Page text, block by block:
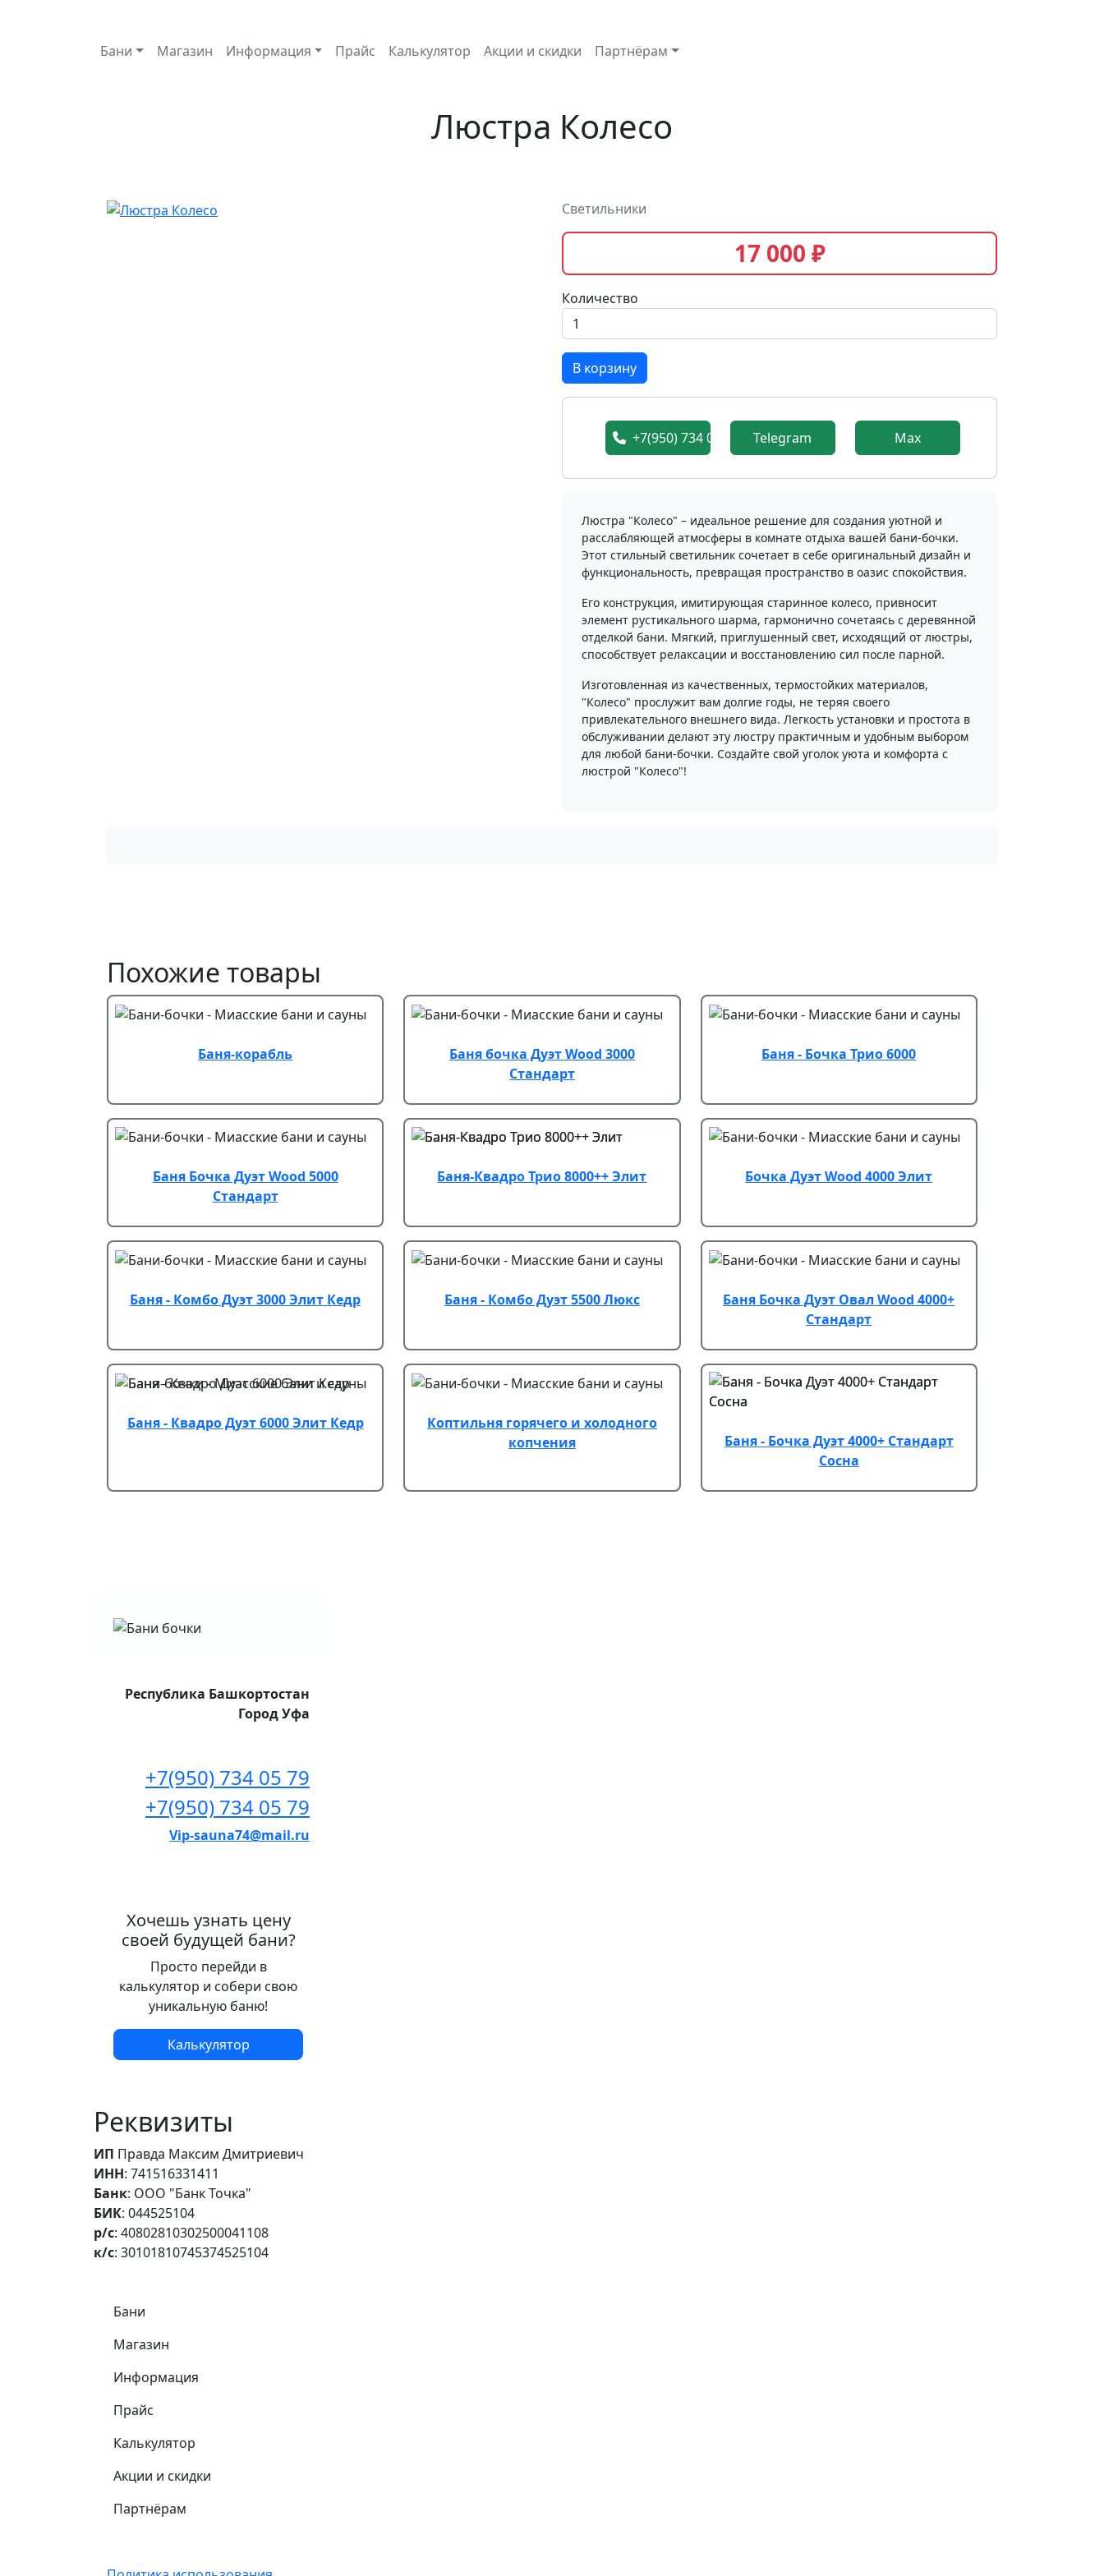
Основная навигация
Бани Магазин Информация Прайс Калькулятор Акции и скидки Партнёрам
Люстра Колесо
Светильники
17 000 ₽
Количество
В корзину
+7(950) 734 05 79 Telegram Max
Люстра "Колесо" – идеальное решение для создания уютной и
расслабляющей атмосферы в комнате отдыха вашей бани-бочки.
Этот стильный светильник сочетает в себе оригинальный дизайн и
функциональность, превращая пространство в оазис спокойствия.
Его конструкция, имитирующая старинное колесо, привносит
элемент рустикального шарма, гармонично сочетаясь с деревянной
отделкой бани. Мягкий, приглушенный свет, исходящий от люстры,
способствует релаксации и восстановлению сил после парной.
Изготовленная из качественных, термостойких материалов,
"Колесо" прослужит вам долгие годы, не теряя своего
привлекательного внешнего вида. Легкость установки и простота в
обслуживании делают эту люстру практичным и удобным выбором
для любой бани-бочки. Создайте свой уголок уюта и комфорта с
люстрой "Колесо"!
Похожие товары
Баня-корабль
Баня бочка Дуэт Wood 3000
Стандарт
Баня - Бочка Трио 6000
Баня Бочка Дуэт Wood 5000
Стандарт
Баня-Квадро Трио 8000++ Элит Бочка Дуэт Wood 4000 Элит
Баня - Комбо Дуэт 3000 Элит Кедр Баня - Комбо Дуэт 5500 Люкс
Баня Бочка Дуэт Овал Wood 4000+
Стандарт
Баня - Квадро Дуэт 6000 Элит Кедр
Коптильня горячего и холодного
копчения
Баня - Бочка Дуэт 4000+ Стандарт
Сосна
Республика Башкортостан
Город Уфа
+7(950) 734 05 79
+7(950) 734 05 79
Vip-sauna74@mail.ru
Хочешь узнать цену
своей будущей бани?
Просто перейди в
калькулятор и собери свою
уникальную баню!
Калькулятор
Реквизиты
ИП Правда Максим Дмитриевич
ИНН: 741516331411
Банк: ООО "Банк Точка"
БИК: 044525104
р/с: 40802810302500041108
к/с: 30101810745374525104
Самое важное
Бани
Магазин
Информация
Прайс
Калькулятор
Акции и скидки
Партнёрам